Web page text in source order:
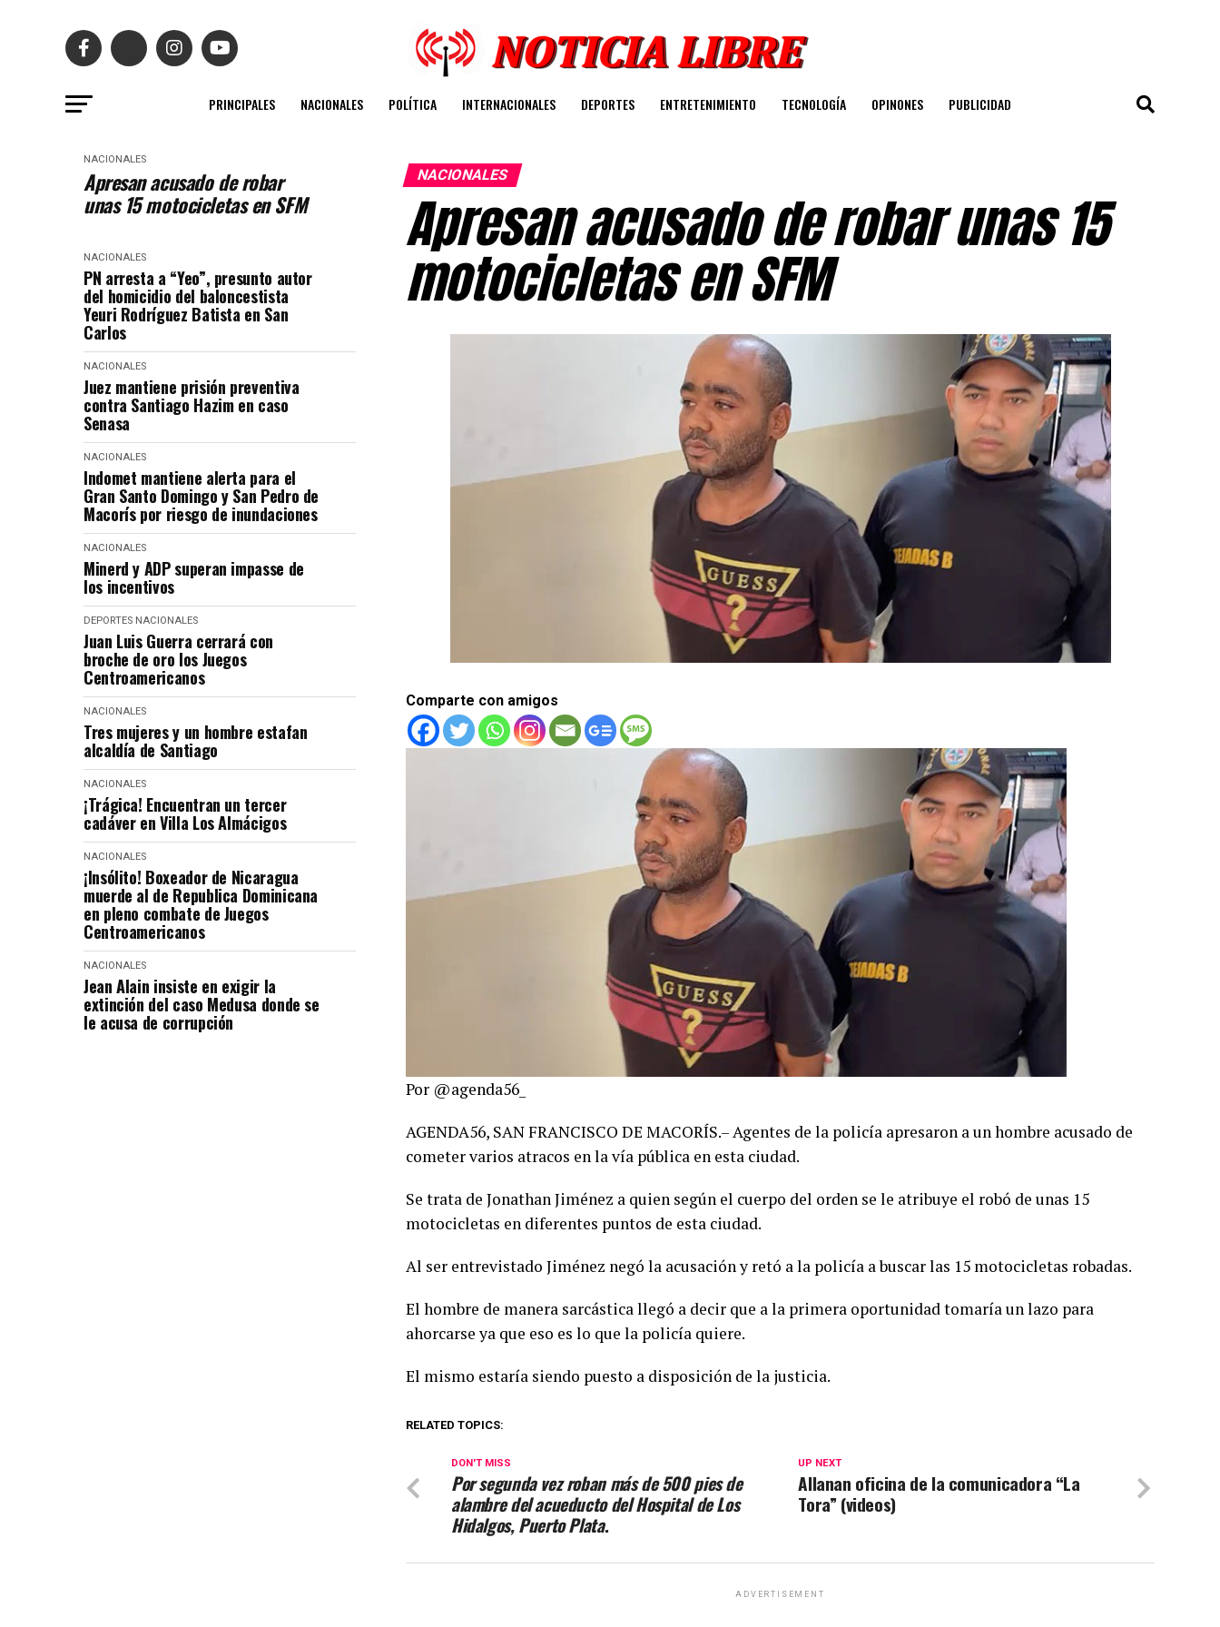
PRINCIPALES NACIONALES POLÍTICA INTERNACIONALES DEPORTES ENTRETENIMIENTO TECNOLOGÍA OPINONES PUBLICIDAD
NACIONALES
Apresan acusado de robar
unas 15 motocicletas en SFM
NACIONALES
PN arresta a “Yeo”, presunto autor
del homicidio del baloncestista
Yeuri Rodríguez Batista en San
Carlos
NACIONALES
Juez mantiene prisión preventiva
contra Santiago Hazim en caso
Senasa
NACIONALES
Indomet mantiene alerta para el
Gran Santo Domingo y San Pedro de
Macorís por riesgo de inundaciones
NACIONALES
Minerd y ADP superan impasse de
los incentivos
DEPORTES NACIONALES
Juan Luis Guerra cerrará con
broche de oro los Juegos
Centroamericanos
NACIONALES
Tres mujeres y un hombre estafan
alcaldía de Santiago
NACIONALES
¡Trágica! Encuentran un tercer
cadáver en Villa Los Almácigos
NACIONALES
¡Insólito! Boxeador de Nicaragua
muerde al de Republica Dominicana
en pleno combate de Juegos
Centroamericanos
NACIONALES
Jean Alain insiste en exigir la
extinción del caso Medusa donde se
le acusa de corrupción
NACIONALES
Apresan acusado de robar unas 15
motocicletas en SFM
Comparte con amigos
Por @agenda56_
AGENDA56, SAN FRANCISCO DE MACORÍS.– Agentes de la policía apresaron a un hombre acusado de
cometer varios atracos en la vía pública en esta ciudad.
Se trata de Jonathan Jiménez a quien según el cuerpo del orden se le atribuye el robó de unas 15
motocicletas en diferentes puntos de esta ciudad.
Al ser entrevistado Jiménez negó la acusación y retó a la policía a buscar las 15 motocicletas robadas.
El hombre de manera sarcástica llegó a decir que a la primera oportunidad tomaría un lazo para
ahorcarse ya que eso es lo que la policía quiere.
El mismo estaría siendo puesto a disposición de la justicia.
RELATED TOPICS:
UP NEXT
Allanan oficina de la comunicadora “La
Tora” (videos)
DON'T MISS
Por segunda vez roban más de 500 pies de
alambre del acueducto del Hospital de Los
Hidalgos, Puerto Plata.
ADVERTISEMENT